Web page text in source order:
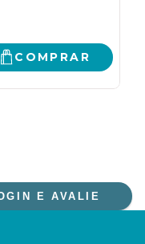
COMPRAR
E AVALIE